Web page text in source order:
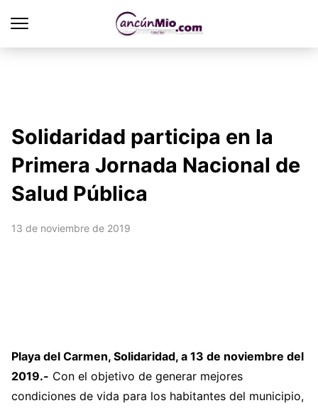
Solidaridad participa en la
Primera Jornada Nacional de
Salud Pública
13 de noviembre de 2019
Playa del Carmen, Solidaridad, a 13 de noviembre del
2019.- Con el objetivo de generar mejores
condiciones de vida para los habitantes del municipio,